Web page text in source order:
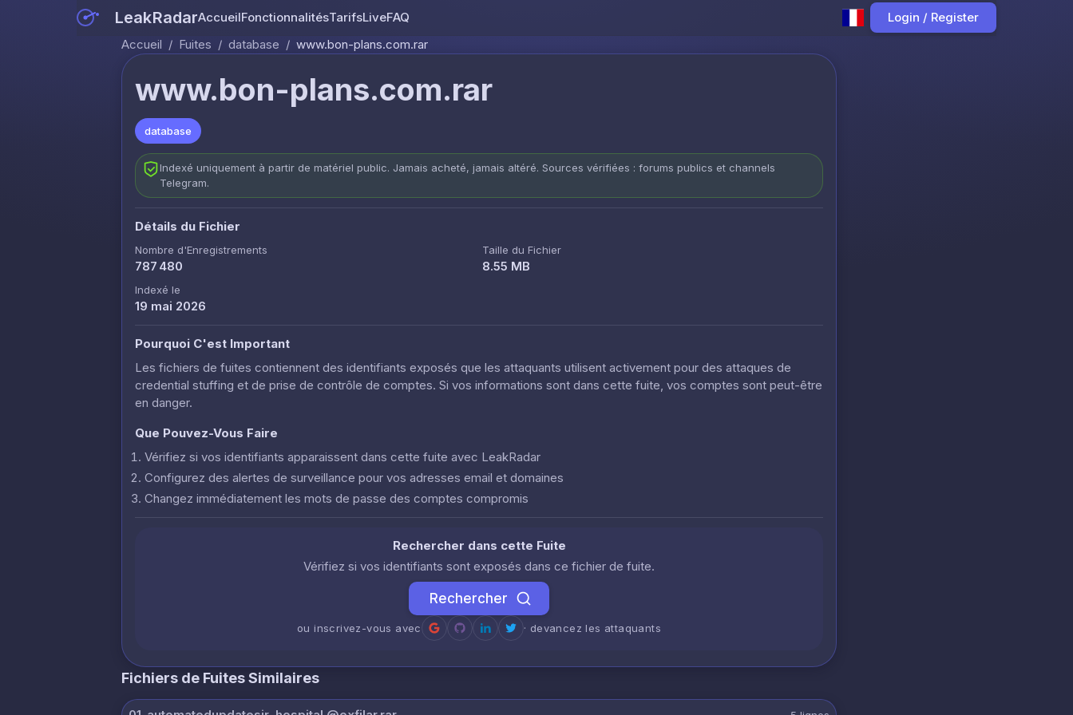
LeakRadarAccueilFonctionnalitésTarifsLiveFAQ
Login / Register
Accueil / Fuites / database / www.bon-plans.com.rar
www.bon-plans.com.rar
database
Indexé uniquement à partir de matériel public. Jamais acheté, jamais altéré. Sources vérifiées : forums publics et channels
Telegram.
Détails du Fichier
Nombre d'Enregistrements
787 480
Taille du Fichier
8.55 MB
Indexé le
19 mai 2026
Pourquoi C'est Important
Les fichiers de fuites contiennent des identifiants exposés que les attaquants utilisent activement pour des attaques de
credential stuffing et de prise de contrôle de comptes. Si vos informations sont dans cette fuite, vos comptes sont peut-être
en danger.
Que Pouvez-Vous Faire
Vérifiez si vos identifiants apparaissent dans cette fuite avec LeakRadar
Configurez des alertes de surveillance pour vos adresses email et domaines
Changez immédiatement les mots de passe des comptes compromis
Rechercher dans cette Fuite
Vérifiez si vos identifiants sont exposés dans ce fichier de fuite.
Rechercher
ou inscrivez-vous avec · devancez les attaquants
Fichiers de Fuites Similaires